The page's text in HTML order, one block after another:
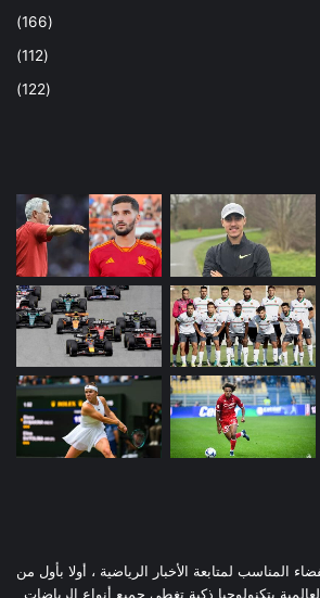
(166)
(112)
(122)
المناسب لمتابعة الأخبار الرياضية ، أولا بأول من
بتكنولوجيا ذكية تغطي جميع أنواع الرياضات